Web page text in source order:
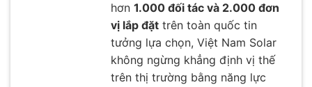
hơn 1.000 đối tác và 2.000 đơn
vị lắp đặt trên toàn quốc tin
tưởng lựa chọn, Việt Nam Solar
không ngừng khẳng định vị thế
trên thị trường bằng năng lực